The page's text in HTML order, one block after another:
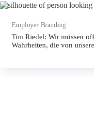
Employer Branding
Tim Riedel: Wir müssen
Wahrheiten, die von